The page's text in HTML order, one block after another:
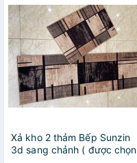
Xả kho 2 thảm Bếp Sunzin
3d sang chảnh ( được chọn